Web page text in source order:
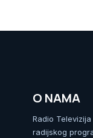
O NAMA
Radio
radijskog